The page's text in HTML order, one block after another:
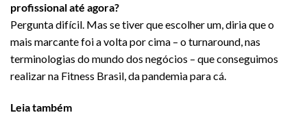
profissional até agora?
Pergunta difícil. Mas se tiver que escolher um, diria que o
mais marcante foi a volta por cima – o turnaround, nas
terminologias do mundo dos negócios – que conseguimos
realizar na Fitness Brasil, da pandemia para cá.
Leia também